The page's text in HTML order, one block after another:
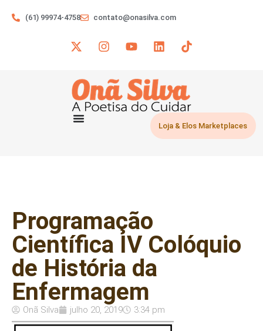
(61) 99974-4758 contato@onasilva.com
Loja & Elos Marketplaces
Programação
Científica IV Colóquio
de História da
Enfermagem
Onã Silva julho 20, 2019 3:34 pm